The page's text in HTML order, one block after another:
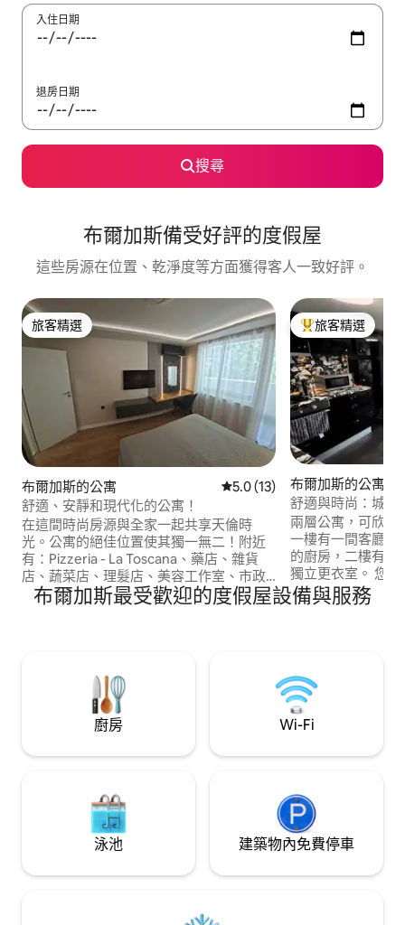
入住日期
退房日期
搜尋
布爾加斯備受好評的度假屋
這些房源在位置、乾淨度等方面獲得客人一致好評。
旅客精選
旅客精選
布爾加斯的公寓 從 13 則評價中獲得 5.0 的平
5.0 (13)
舒適、安靜和現代化的公寓！
在這間時尚房源與全家一起共享天倫時
光。公寓的絕佳位置使其獨一無二！附近
有：Pizzeria - La Toscana、藥店、雜貨
店、蔬菜店、理髮店、美容工作室、市政
停車場、幼兒園、學校（小學、高中和大
學）、Lazur體育場、El Masri醫院和城市
旅客精選榜首
旅客精選
布爾加斯的公寓
舒適與時尚：城市
兩層公寓，可欣賞
一樓有一間客廳，
的廚房，二樓有一
獨立更衣室。 您可以從陽臺欣賞綠色大
道。 Lazur區域：
步行20分鐘即可
布爾加斯最受歡迎的度假屋設備與服務
廚房 Wi-Fi
泳池 建築物內免費停車